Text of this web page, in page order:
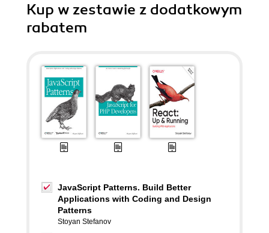
Kup w zestawie z dodatkowym
rabatem
JavaScript Patterns. Build Better
Applications with Coding and Design
Patterns
Stoyan Stefanov